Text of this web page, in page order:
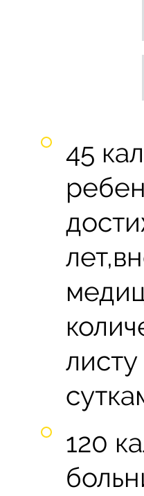
45
120